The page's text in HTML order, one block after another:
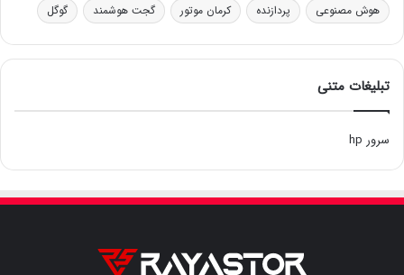
هوش مصنوعی
پردازنده کرمان موتور گجت هوشمند گوگل
تبلیغات متنی
سرور hp